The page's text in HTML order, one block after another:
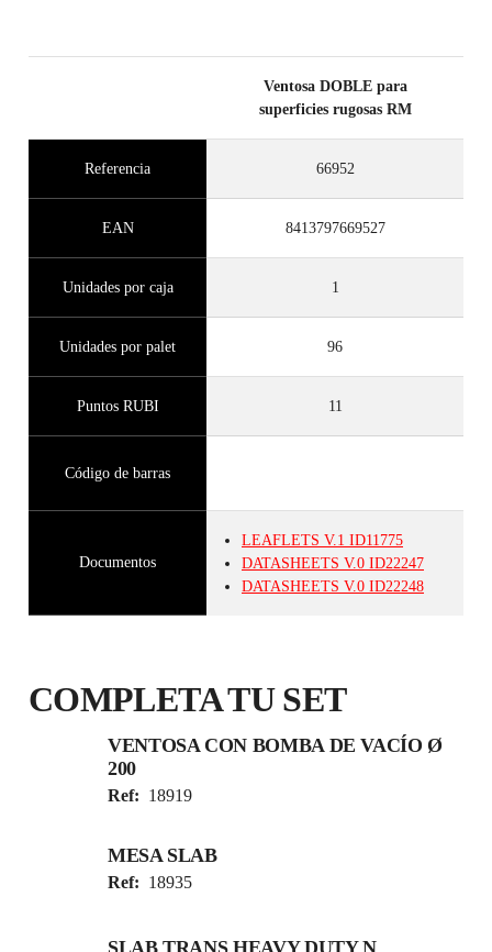
Ventosa DOBLE para
superficies rugosas RM
Referencia 66952
EAN 8413797669527
Unidades por caja 1
Unidades por palet 96
Puntos RUBI 11
Código de barras
Documentos
LEAFLETS V.1 ID11775
DATASHEETS V.0 ID22247
DATASHEETS V.0 ID22248
COMPLETA TU SET
VENTOSA CON BOMBA DE VACÍO Ø
200
Ref: 18919
MESA SLAB
Ref: 18935